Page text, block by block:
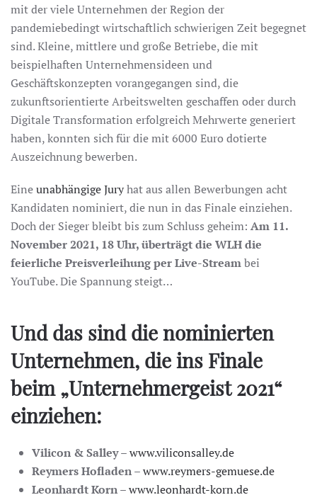
mit der viele Unternehmen der Region der
pandemiebedingt wirtschaftlich schwierigen Zeit begegnet
sind. Kleine, mittlere und große Betriebe, die mit
beispielhaften Unternehmensideen und
Geschäftskonzepten vorangegangen sind, die
zukunftsorientierte Arbeitswelten geschaffen oder durch
Digitale Transformation erfolgreich Mehrwerte generiert
haben, konnten sich für die mit 6000 Euro dotierte
Auszeichnung bewerben.
Eineunabhängige Juryhat aus allen Bewerbungen acht
Kandidaten nominiert, die nun in das Finale einziehen.
Doch der Sieger bleibt bis zum Schluss geheim: Am 11.
November 2021, 18 Uhr, überträgt die WLH die
feierliche Preisverleihung per Live-Streambei
YouTube. Die Spannung steigt…
Und das sind die nominierten
Unternehmen, die ins Finale
beim „Unternehmergeist 2021“
einziehen:
Vilicon & Salley–www.viliconsalley.de
Reymers Hofladen–www.reymers-gemuese.de
Leonhardt Korn–www.leonhardt-korn.de